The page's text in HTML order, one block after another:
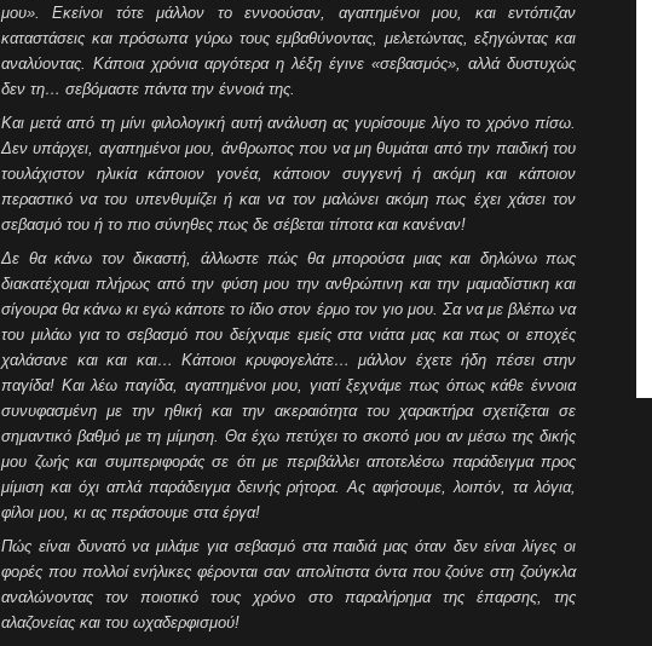
μου». Εκείνοι τότε μάλλον το εννοούσαν, αγαπημένοι μου, και εντόπιζαν
καταστάσεις και πρόσωπα γύρω τους εμβαθύνοντας, μελετώντας, εξηγώντας και
αναλύοντας. Κάποια χρόνια αργότερα η λέξη έγινε «σεβασμός», αλλά δυστυχώς
δεν τη… σεβόμαστε πάντα την έννοιά της.
Και μετά από τη μίνι φιλολογική αυτή ανάλυση ας γυρίσουμε λίγο το χρόνο πίσω.
Δεν υπάρχει, αγαπημένοι μου, άνθρωπος που να μη θυμάται από την παιδική του
τουλάχιστον ηλικία κάποιον γονέα, κάποιον συγγενή ή ακόμη και κάποιον
περαστικό να του υπενθυμίζει ή και να τον μαλώνει ακόμη πως έχει χάσει τον
σεβασμό του ή το πιο σύνηθες πως δε σέβεται τίποτα και κανέναν!
Δε θα κάνω τον δικαστή, άλλωστε πώς θα μπορούσα μιας και δηλώνω πως
διακατέχομαι πλήρως από την φύση μου την ανθρώπινη και την μαμαδίστικη και
σίγουρα θα κάνω κι εγώ κάποτε το ίδιο στον έρμο τον γιο μου. Σα να με βλέπω να
του μιλάω για το σεβασμό που δείχναμε εμείς στα νιάτα μας και πως οι εποχές
χαλάσανε και και και… Κάποιοι κρυφογελάτε… μάλλον έχετε ήδη πέσει στην
παγίδα! Και λέω παγίδα, αγαπημένοι μου, γιατί ξεχνάμε πως όπως κάθε έννοια
συνυφασμένη με την ηθική και την ακεραιότητα του χαρακτήρα σχετίζεται σε
σημαντικό βαθμό με τη μίμηση. Θα έχω πετύχει το σκοπό μου αν μέσω της δικής
μου ζωής και συμπεριφοράς σε ότι με περιβάλλει αποτελέσω παράδειγμα προς
μίμιση και όχι απλά παράδειγμα δεινής ρήτορα. Ας αφήσουμε, λοιπόν, τα λόγια,
φίλοι μου, κι ας περάσουμε στα έργα!
Πώς είναι δυνατό να μιλάμε για σεβασμό στα παιδιά μας όταν δεν είναι λίγες οι
φορές που πολλοί ενήλικες φέρονται σαν απολίτιστα όντα που ζούνε στη ζούγκλα
αναλώνοντας τον ποιοτικό τους χρόνο στο παραλήρημα της έπαρσης, της
αλαζονείας και του ωχαδερφισμού!